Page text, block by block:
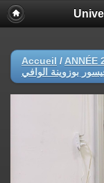
Accueil / ANNÉE
بوزوينة الوافي